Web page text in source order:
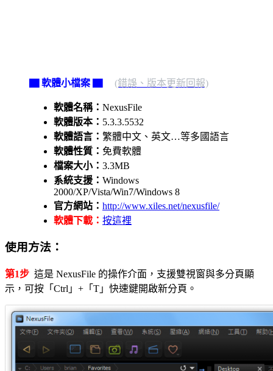
▇ 軟體小檔案 ▇ (錯誤、版本更新回報)
軟體名稱： NexusFile
軟體版本： 5.3.3.5532
軟體語言： 繁體中文、英文…等多國語言
軟體性質： 免費軟體
檔案大小： 3.3MB
系統支援： Windows
2000/XP/Vista/Win7/Windows 8
官方網站： http://www.xiles.net/nexusfile/
軟體下載： 按這裡
使用方法：
第1步 這是 NexusFile 的操作介面，支援雙視窗與多分頁顯
示，可按「Ctrl」+「T」快速鍵開啟新分頁。